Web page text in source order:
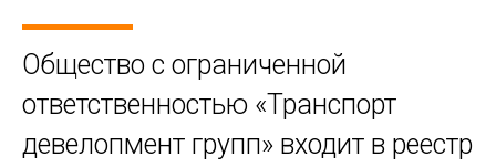
Общество с ограниченной
ответственностью «Транспорт
девелопмент групп» входит в реестр